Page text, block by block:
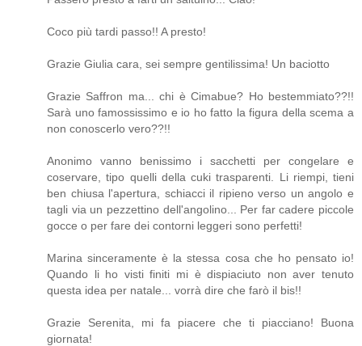
Coco più tardi passo!! A presto!
Grazie Giulia cara, sei sempre gentilissima! Un baciotto
Grazie Saffron ma... chi è Cimabue? Ho bestemmiato??!!
Sarà uno famossissimo e io ho fatto la figura della scema a
non conoscerlo vero??!!
Anonimo vanno benissimo i sacchetti per congelare e
coservare, tipo quelli della cuki trasparenti. Li riempi, tieni
ben chiusa l'apertura, schiacci il ripieno verso un angolo e
tagli via un pezzettino dell'angolino... Per far cadere piccole
gocce o per fare dei contorni leggeri sono perfetti!
Marina sinceramente è la stessa cosa che ho pensato io!
Quando li ho visti finiti mi è dispiaciuto non aver tenuto
questa idea per natale... vorrà dire che farò il bis!!
Grazie Serenita, mi fa piacere che ti piacciano! Buona
giornata!